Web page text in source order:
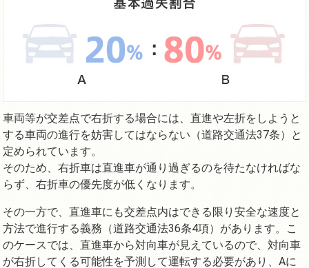
車両等が交差点で右折する場合には、直進や左折をしようと
する車両の進行を妨害してはならない（道路交通法37条）と
定められています。
そのため、右折車は直進車が通り過ぎるのを待たなければな
らず、右折車の優先度が低くなります。
その一方で、直進車にも交差点内はできる限り安全な速度と
方法で進行する義務（道路交通法36条4項）があります。こ
のケースでは、直進車から対向車が見えているので、対向車
が右折してくる可能性を予測して運転する必要があり、Aに